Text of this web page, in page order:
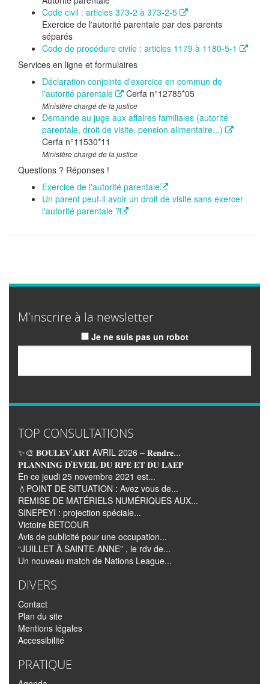
Code civil : articles 373-2 à 373-2-5
Exercice de l'autorité parentale par des parents
séparés
Code de procédure civile : articles 1179 à 1180-5-1
Services en ligne et formulaires
Déclaration conjointe d'exercice en commun de
l'autorité parentale
Cerfa n°12785*05
Ministère chargé de la justice
Demande au juge aux affaires familiales (autorité
parentale, droit de visite, pension alimentaire...)
Cerfa n°11530*11
Ministère chargé de la justice
Questions ? Réponses !
Exercice de l'autorité parentale
Un parent peut-il avoir un droit de visite sans exercer
l'autorité parentale ?
M'inscrire à la newsletter
Je ne suis pas un robot
TOP CONSULTATIONS
✨🎨 𝐁𝐎𝐔𝐋𝐄𝐕’𝐀𝐑𝐓 AVRIL 2026 – 𝐑𝐞𝐧𝐝𝐫𝐞...
𝐏𝐋𝐀𝐍𝐍𝐈𝐍𝐆 𝐃’𝐄𝐕𝐄𝐈𝐋 𝐃𝐔 𝐑𝐏𝐄 𝐄𝐓 𝐃𝐔 𝐋𝐀𝐄𝐏
En ce jeudi 25 novembre 2021 est...
💧POINT DE SITUATION : Avez vous de...
REMISE DE MATÉRIELS NUMÉRIQUES AUX...
SINEPEYI : projection spéciale...
Victoire BETCOUR
Avis de publicité pour une occupation...
“JUILLET À SAINTE-ANNE” , le rdv de...
Un nouveau match de Nations League...
DIVERS
Contact
Plan du site
Mentions légales
Accessibilité
PRATIQUE